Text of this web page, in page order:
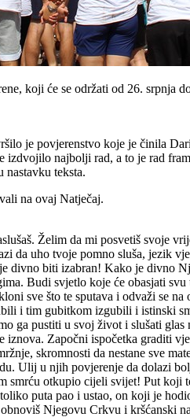
koji će se održati od 26.
je povjerenstvo koje je činila
najbolji rad, a to je rad
nastavku teksta.
na ovaj Natječaj.
Želim da mi posvetiš svoje
da uho tvoje pomno sluša, jezik
divno biti izabran! Kako je
Budi svjetlo koje će obasjati
sve što te sputava i odvaži se
i tim gubitkom izgubili i istinski
ga pustiti u svoj život i slušati
Započni ispočetka graditi
skromnosti da nestane sve
Ulij u njih povjerenje da dolazi
smrću otkupio cijeli svijet! Put
puta pao i ustao, on koji je
Njegovu Crkvu i kršćanski